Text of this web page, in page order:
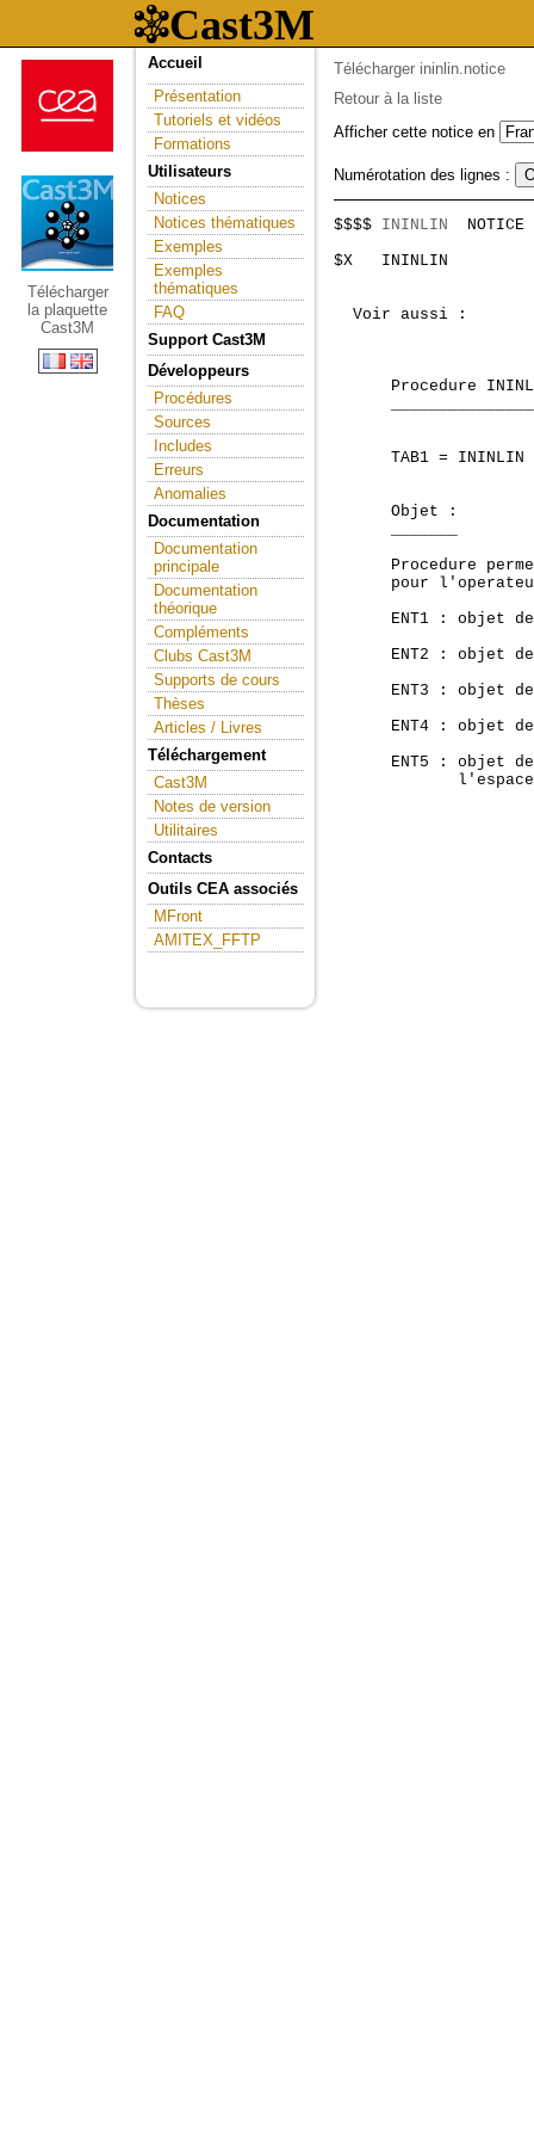
Télécharger
la plaquette
Cast3M
Accueil
Présentation
Tutoriels et vidéos
Formations
Utilisateurs
Notices
Notices thématiques
Exemples
Exemples
thématiques
FAQ
Support Cast3M
Développeurs
Procédures
Sources
Includes
Erreurs
Anomalies
Documentation
Documentation
principale
Documentation
théorique
Compléments
Clubs Cast3M
Supports de cours
Thèses
Articles / Livres
Téléchargement
Cast3M
Notes de version
Utilitaires
Contacts
Outils CEA associés
MFront
AMITEX_FFTP
Télécharger ininlin.notice
Retour à la liste
Afficher cette notice en
Numérotation des lignes :
$$$$ ININLIN
$X ININLIN
Voir aussi :
Procedure
TAB1 = ININLIN
      Objet :
Procedure
pour
ENT1 : objet
ENT2 : objet
ENT3 : objet
ENT4 : objet
ENT5 : objet